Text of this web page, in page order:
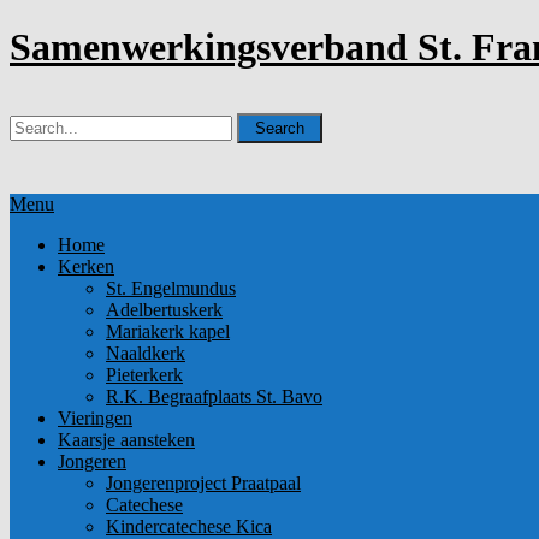
Samenwerkingsverband St.
Menu
Home
Kerken
St. Engelmundus
Adelbertuskerk
Mariakerk kapel
Naaldkerk
Pieterkerk
R.K. Begraafplaats St. Bavo
Vieringen
Kaarsje aansteken
Jongeren
Jongerenproject Praatpaal
Catechese
Kindercatechese Kica